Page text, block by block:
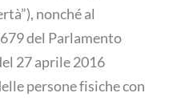
nonché al
del Parlamento
27 aprile 2016
persone fisiche con